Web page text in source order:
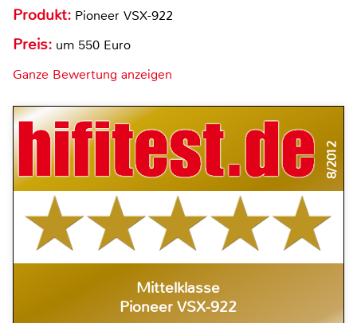
Produkt: Pioneer VSX-922
Preis: um 550 Euro
Ganze Bewertung anzeigen
8/2012
Mittelklasse
Pioneer VSX-922